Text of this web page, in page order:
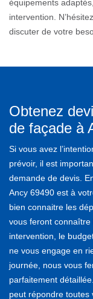
équipements
intervention.
discuter de votre
Obtenez
de façade à
Si vous avez
prévoir, il est
demande de devis.
Ancy 69490 est à
bien connaitre les
vous feront
intervention, le
ne vous engage en
journée, nous vous
parfaitement
peut répondre toutes